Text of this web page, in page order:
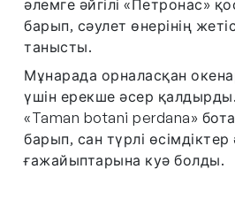
әлемге әйгілі «Петронас»
барып, сәулет өнерінің
танысты.
Мұнарада орналасқан
үшін ерекше әсер
«Taman botani perdana»
барып, сан түрлі өсімдіктер
ғажайыптарына куә болды.